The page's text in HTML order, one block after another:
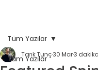
Tüm Yazılar
Tüm Yazılar
Tarık Tunç30 Mar3